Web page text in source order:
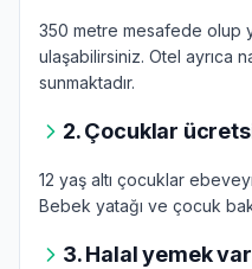
350 metre mesafede
ulaşabilirsiniz. Otel ayrıca
sunmaktadır.
2. Çocuklar
12 yaş altı çocuklar
Bebek yatağı ve çocuk
3. Halal yemek var